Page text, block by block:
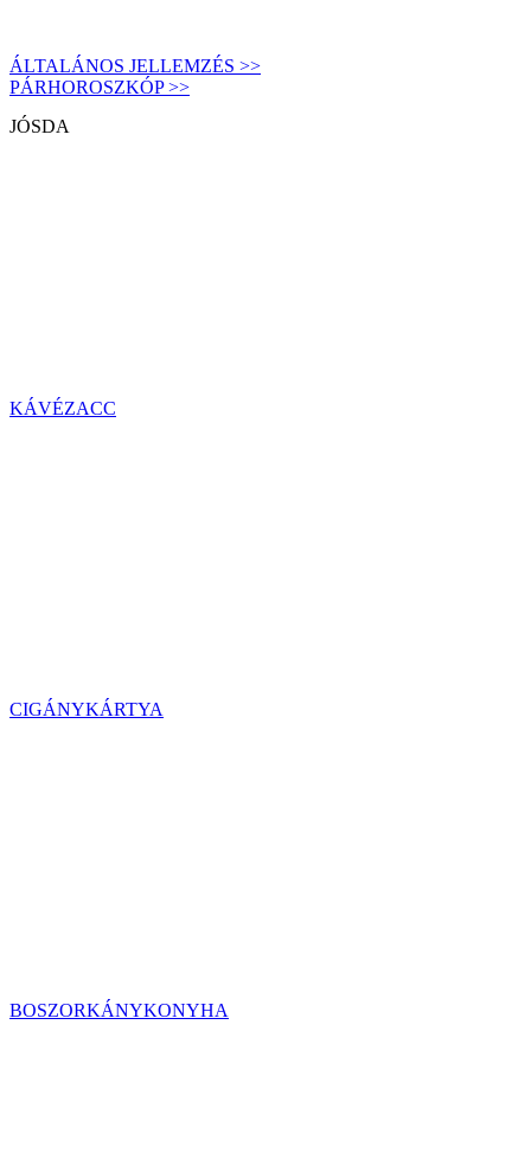
ÁLTALÁNOS JELLEMZÉS >>
PÁRHOROSZKÓP >>
JÓSDA
KÁVÉZACC
CIGÁNYKÁRTYA
BOSZORKÁNYKONYHA